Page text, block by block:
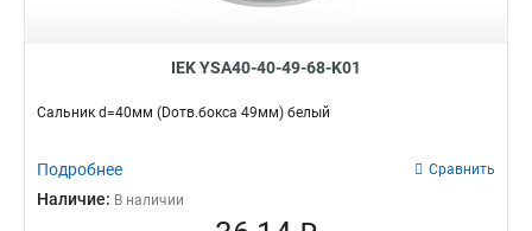
IEK YSA40-40-49-68-K01
Сальник d=40мм (Dотв.бокса 49мм) белый
Подробнее Сравнить
Наличие: В наличии